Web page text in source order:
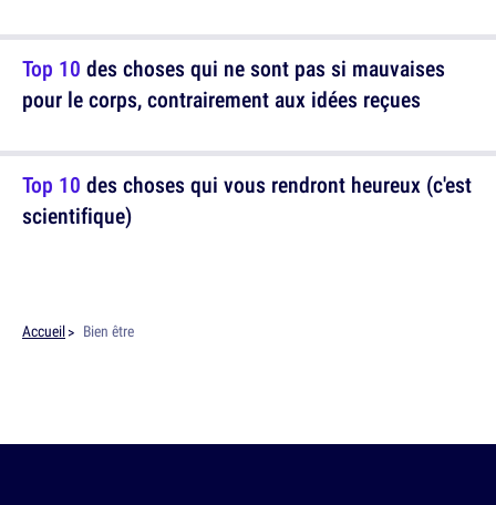
Top 10 des choses qui ne sont pas si mauvaises
pour le corps, contrairement aux idées reçues
Top 10 des choses qui vous rendront heureux (c'est
scientifique)
Accueil Bien être